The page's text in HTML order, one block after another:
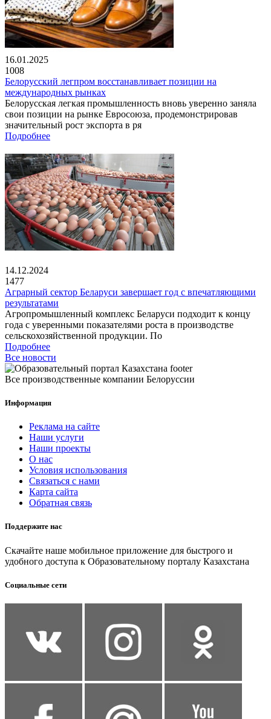
16.01.2025
1008
Белорусский легпром восстанавливает позиции на
международных рынках
Белорусская легкая промышленность вновь уверенно заняла
свои позиции на рынке Евросоюза, продемонстрировав
значительный рост экспорта в ря
Подробнее
14.12.2024
1477
Аграрный сектор Беларуси завершает год с впечатляющими
результатами
Агропромышленный комплекс Беларуси подходит к концу
года с уверенными показателями роста в производстве
сельскохозяйственной продукции. По
Подробнее
Все новости
Все производственные компании Белоруссии
Информация
Реклама на сайте
Наши услуги
Наши проекты
О нас
Условия использования
Связаться с нами
Карта сайта
Обратная связь
Поддержите нас
Скачайте наше мобильное приложение для быстрого и
удобного доступа к Образовательному порталу Казахстана
Социальные сети